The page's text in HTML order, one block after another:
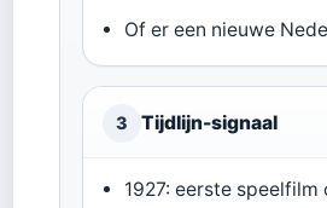
Of er een nieuwe
3 Tijdlijn-signaal
1927: eerste speelfilm